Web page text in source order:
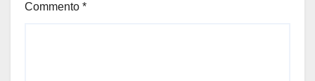
Commento *